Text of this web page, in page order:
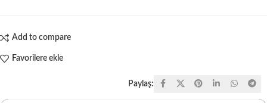
Add to compare
Favorilere ekle
Paylaş: